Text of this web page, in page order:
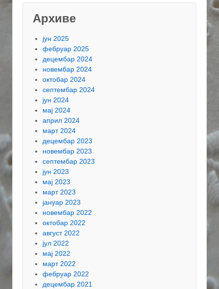
Архиве
јун 2025
фебруар 2025
децембар 2024
новембар 2024
октобар 2024
септембар 2024
јун 2024
мај 2024
април 2024
март 2024
децембар 2023
новембар 2023
септембар 2023
јун 2023
мај 2023
март 2023
јануар 2023
новембар 2022
октобар 2022
август 2022
јул 2022
мај 2022
март 2022
фебруар 2022
децембар 2021